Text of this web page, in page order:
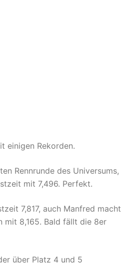
einigen Rekorden.
Rennrunde des Universums,
mit 7,496. Perfekt.
7,817, auch Manfred macht
mit 8,165. Bald fällt die 8er
über Platz 4 und 5